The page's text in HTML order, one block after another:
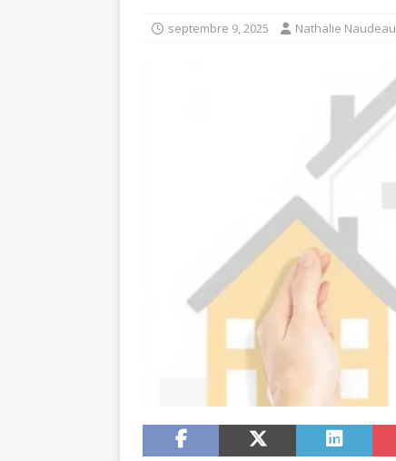
septembre 9, 2025 Nathalie Naudeau